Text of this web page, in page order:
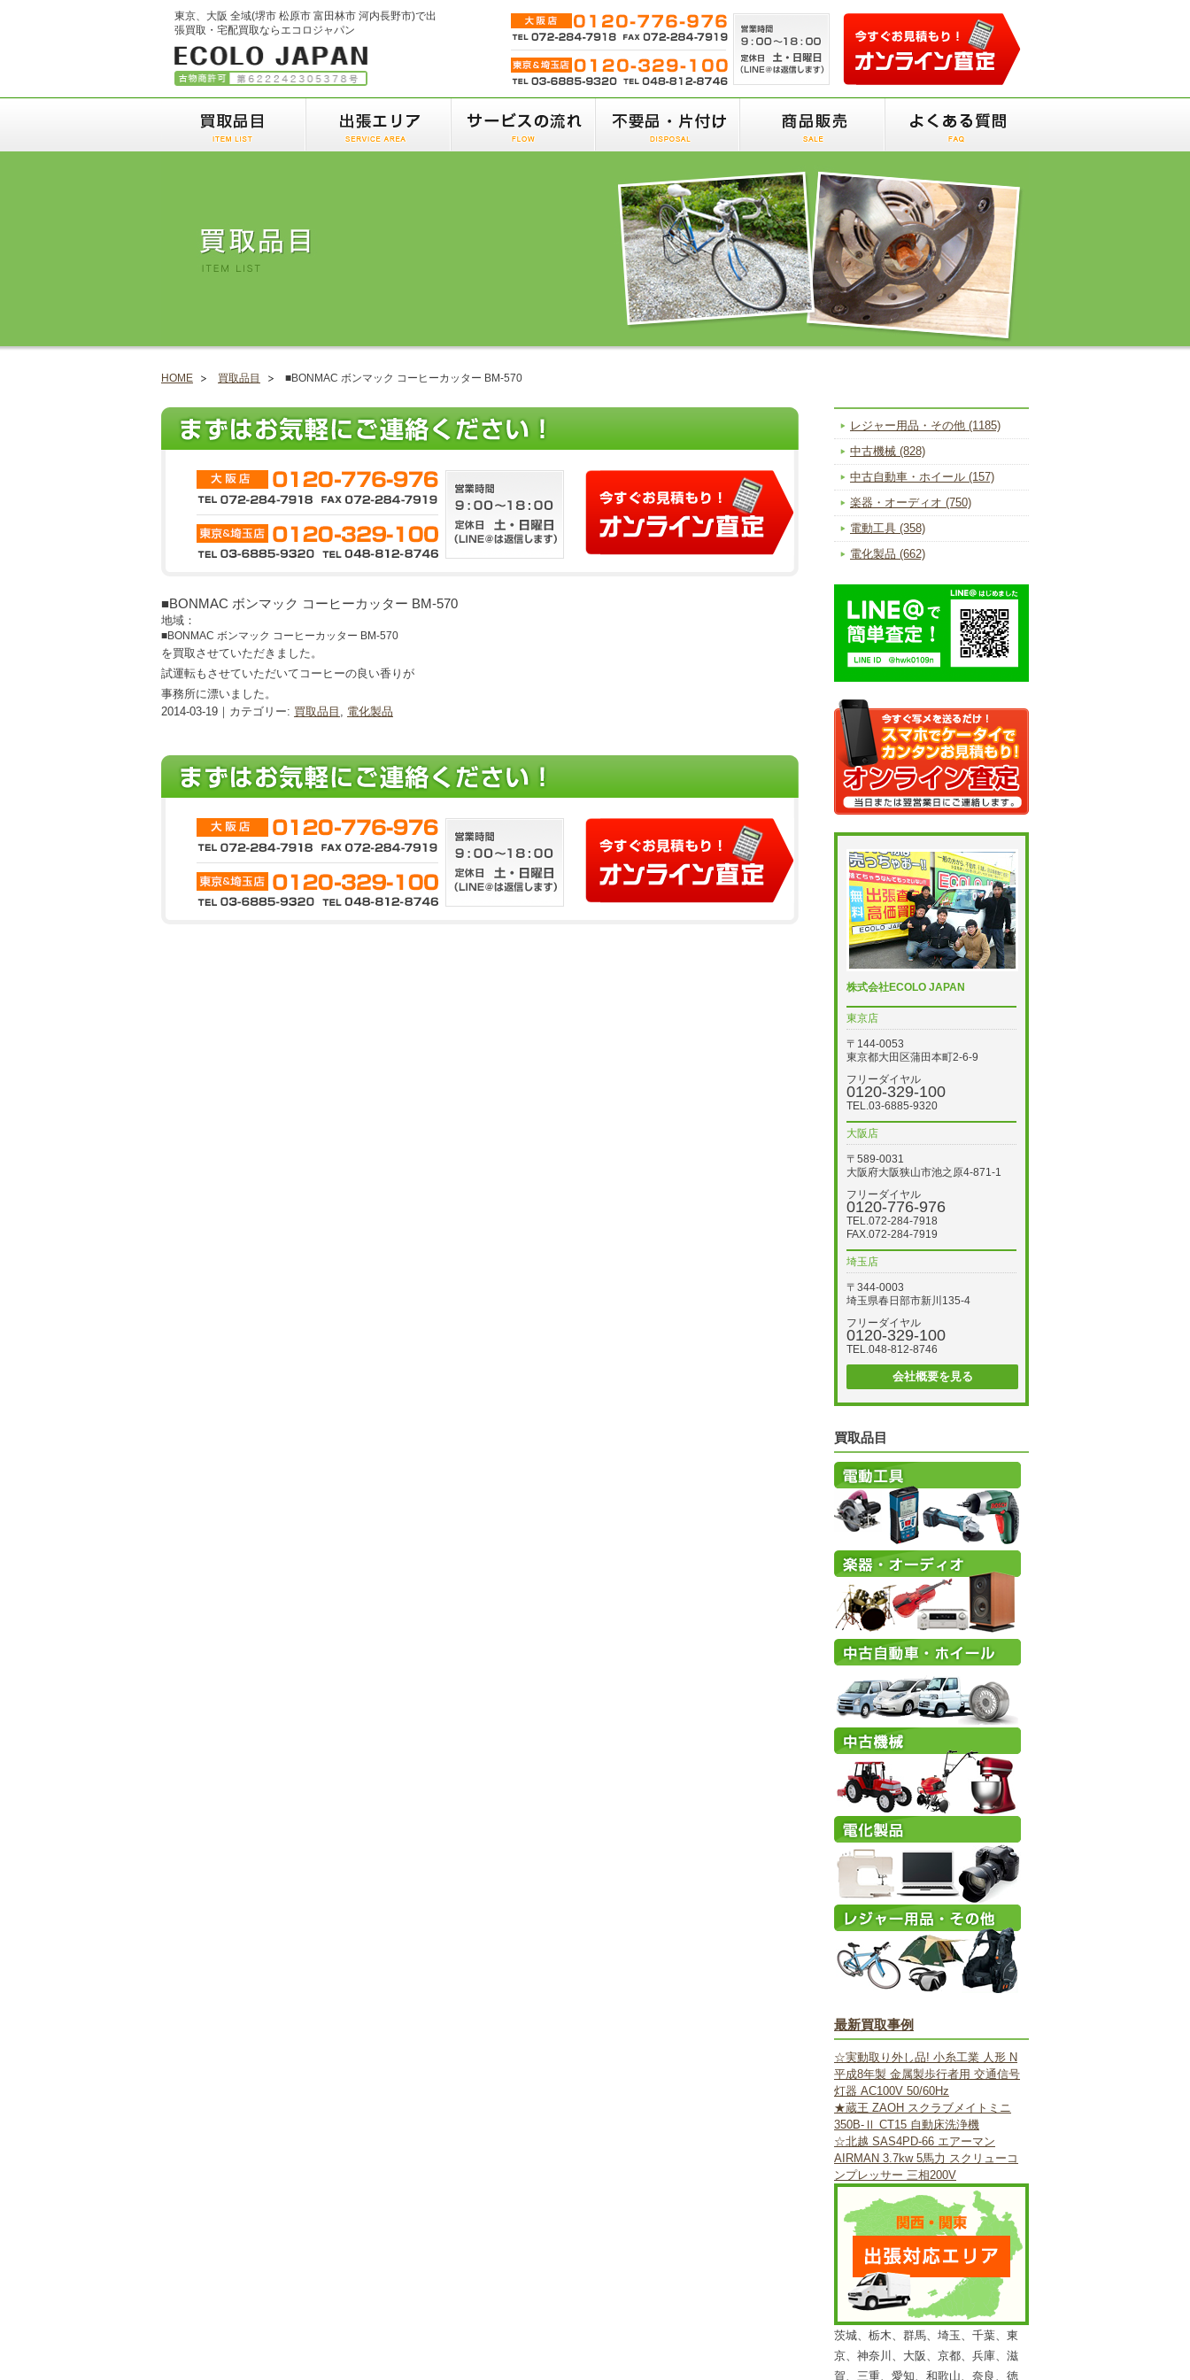
東京、大阪 全域(堺市 松原市 富田林市 河内長野市)で出
張買取・宅配買取ならエコロジャパン
HOME 買取品目 ■BONMAC ボンマック コーヒーカッター BM-570
■BONMAC ボンマック コーヒーカッター BM-570
地域：
■BONMAC ボンマック コーヒーカッター BM-570
を買取させていただきました。
試運転もさせていただいてコーヒーの良い香りが
事務所に漂いました。
2014-03-19｜カテゴリー: 買取品目 , 電化製品
レジャー用品・その他 (1185)
中古機械 (828)
中古自動車・ホイール (157)
楽器・オーディオ (750)
電動工具 (358)
電化製品 (662)
株式会社ECOLO JAPAN
東京店
〒144-0053
東京都大田区蒲田本町2-6-9
フリーダイヤル
0120-329-100
TEL.03-6885-9320
大阪店
〒589-0031
大阪府大阪狭山市池之原4-871-1
フリーダイヤル
0120-776-976
TEL.072-284-7918
FAX.072-284-7919
埼玉店
〒344-0003
埼玉県春日部市新川135-4
フリーダイヤル
0120-329-100
TEL.048-812-8746
会社概要を見る
買取品目
最新買取事例
☆実動取り外し品! 小糸工業 人形 N
平成8年製 金属製歩行者用 交通信号
灯器 AC100V 50/60Hz
★蔵王 ZAOH スクラブメイトミニ
350B-Ⅱ CT15 自動床洗浄機
☆北越 SAS4PD-66 エアーマン
AIRMAN 3.7kw 5馬力 スクリューコ
ンプレッサー 三相200V
茨城、栃木、群馬、埼玉、千葉、東
京、神奈川、大阪、京都、兵庫、滋
賀、三重、愛知、和歌山、奈良、徳